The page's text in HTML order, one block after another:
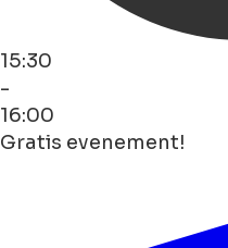
15:30
-
16:00
Gratis evenement!